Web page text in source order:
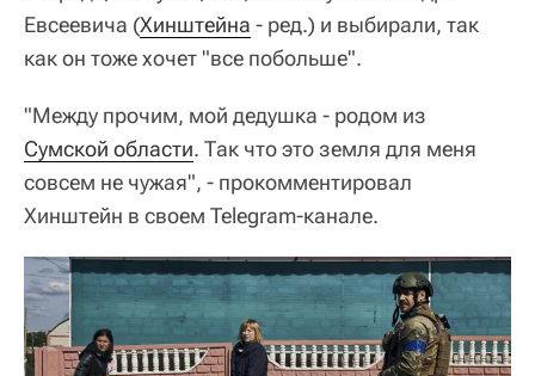
Евсеевича (Хинштейна - ред.) и выбирали, так
как он тоже хочет "все побольше".
"Между прочим, мой дедушка - родом из
Сумской области. Так что это земля для меня
совсем не чужая", - прокомментировал
Хинштейн в своем Telegram-канале.